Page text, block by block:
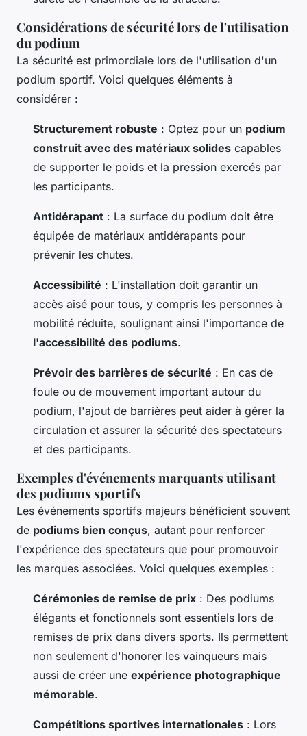
Considérations de sécurité lors de l'utilisation
du podium
La sécurité est primordiale lors de l'utilisation d'un
podium sportif. Voici quelques éléments à
considérer :
Structurement robuste : Optez pour un podium
construit avec des matériaux solides capables
de supporter le poids et la pression exercés par
les participants.
Antidérapant : La surface du podium doit être
équipée de matériaux antidérapants pour
prévenir les chutes.
Accessibilité : L'installation doit garantir un
accès aisé pour tous, y compris les personnes à
mobilité réduite, soulignant ainsi l'importance de
l'accessibilité des podiums.
Prévoir des barrières de sécurité : En cas de
foule ou de mouvement important autour du
podium, l'ajout de barrières peut aider à gérer la
circulation et assurer la sécurité des spectateurs
et des participants.
Exemples d'événements marquants utilisant
des podiums sportifs
Les événements sportifs majeurs bénéficient souvent
de podiums bien conçus, autant pour renforcer
l'expérience des spectateurs que pour promouvoir
les marques associées. Voici quelques exemples :
Cérémonies de remise de prix : Des podiums
élégants et fonctionnels sont essentiels lors de
remises de prix dans divers sports. Ils permettent
non seulement d'honorer les vainqueurs mais
aussi de créer une expérience photographique
mémorable.
Compétitions sportives internationales : Lors